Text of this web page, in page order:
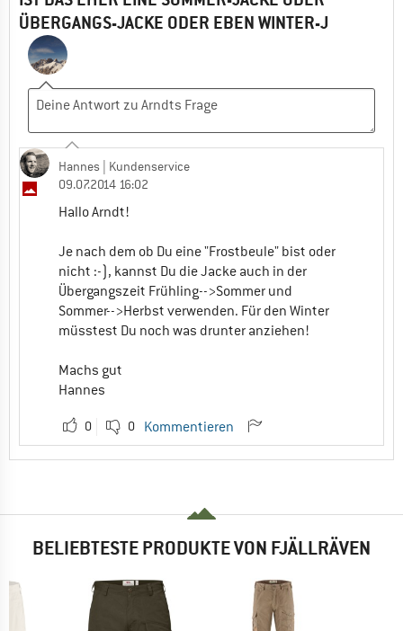
ÜBERGANGS-JACKE ODER EBEN WINTER-J
Hannes | Kundenservice
09.07.2014 16:02
Hallo Arndt!
Je nach dem ob Du eine "Frostbeule" bist oder
nicht :-), kannst Du die Jacke auch in der
Übergangszeit Frühling-->Sommer und
Sommer-->Herbst verwenden. Für den Winter
müsstest Du noch was drunter anziehen!
Machs gut
Hannes
0 0 Kommentieren
BELIEBTESTE PRODUKTE VON FJÄLLRÄVEN